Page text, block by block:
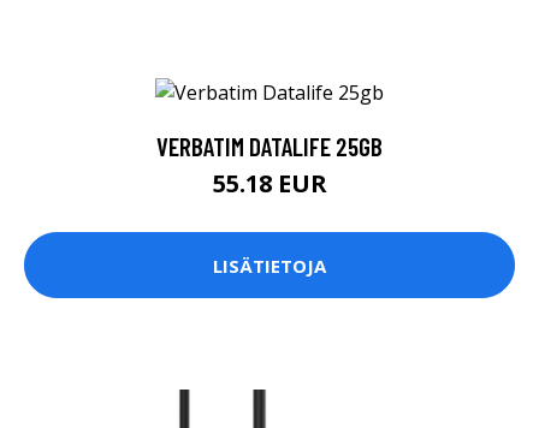
VERBATIM DATALIFE 25GB
55.18 EUR
LISÄTIETOJA